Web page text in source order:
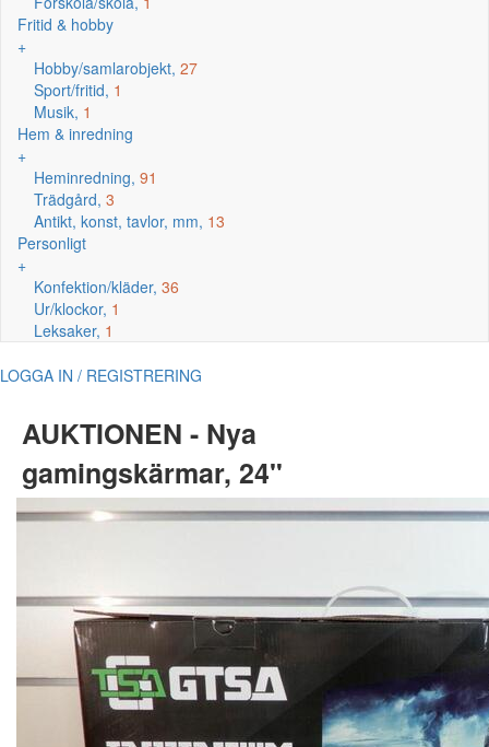
Fritid & hobby
+
Hobby/samlarobjekt, 27
Sport/fritid, 1
Musik, 1
Hem & inredning
+
Heminredning, 91
Trädgård, 3
Antikt, konst, tavlor, mm, 13
Personligt
+
Konfektion/kläder, 36
Ur/klockor, 1
Leksaker, 1
LOGGA IN / REGISTRERING
AUKTIONEN - Nya
gamingskärmar, 24"